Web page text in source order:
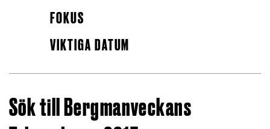
FOKUS
VIKTIGA DATUM
Sök till Bergmanveckans